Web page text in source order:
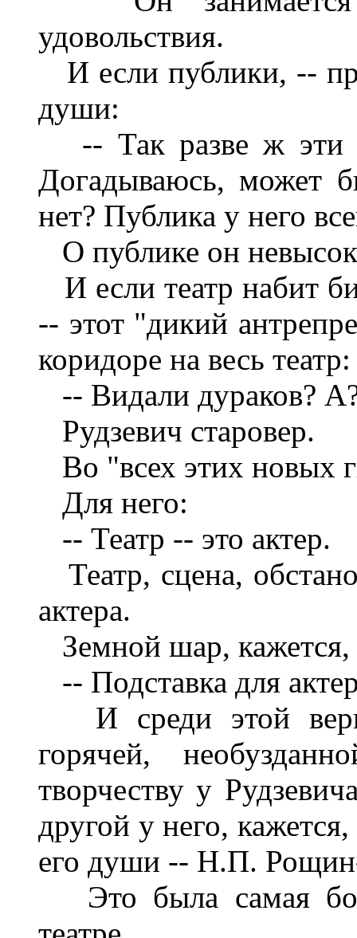
удовольствия.
И если публики, --
души:
-- Так разве ж эти
Догадываюсь, может
нет? Публика у него
О публике он
И если театр набит
-- этот "дикий
коридоре на весь театр:
-- Видали дураков?
Рудзевич старовер.
Во "всех этих новых
Для него:
-- Театр -- это актер.
Театр, сцена,
актера.
Земной шар, кажется,
-- Подставка для
И среди этой
горячей,
творчеству у
другой у него,
его души -- Н.П.
Это была самая